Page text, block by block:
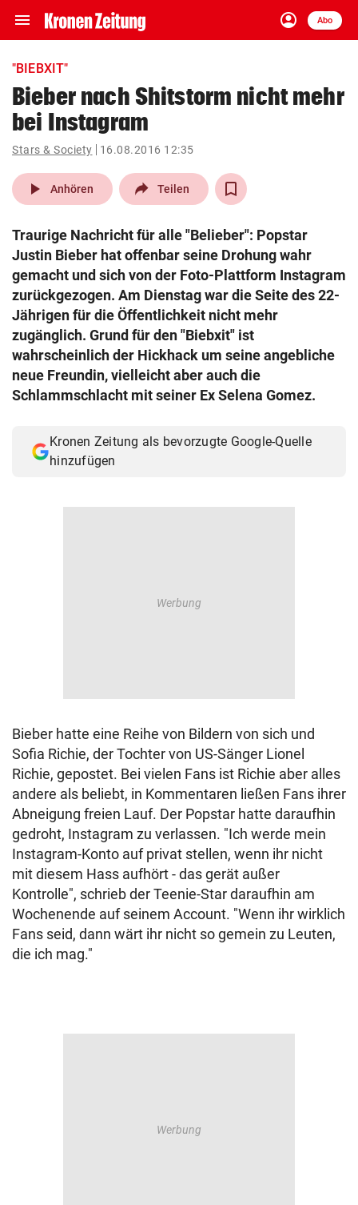
menu Navigation
ein-/ausklappen
account_circle
Anmelden
Abo
close Schließen
account_circle Anmelden
pin_drop
Wien arrow_right
search
Suchbegriff
eingeben
© Krone Multimedia GmbH & Co KG 2026
Muthgasse 2, 1190 Wien
"BIEBXIT"
Bieber nach Shitstorm nicht mehr
bei Instagram
Stars & Society 16.08.2016 12:35
play_arrow Anhören Teilen
Traurige Nachricht für alle "Belieber": Popstar
Justin Bieber hat offenbar seine Drohung wahr
gemacht und sich von der Foto-Plattform Instagram
zurückgezogen. Am Dienstag war die Seite des 22-
Jährigen für die Öffentlichkeit nicht mehr
zugänglich. Grund für den "Biebxit" ist
wahrscheinlich der Hickhack um seine angebliche
neue Freundin, vielleicht aber auch die
Schlammschlacht mit seiner Ex Selena Gomez.
Kronen Zeitung als bevorzugte Google-Quelle
hinzufügen
Bieber hatte eine Reihe von Bildern von sich und
Sofia Richie, der Tochter von US-Sänger Lionel
Richie, gepostet. Bei vielen Fans ist Richie aber alles
andere als beliebt, in Kommentaren ließen Fans ihrer
Abneigung freien Lauf. Der Popstar hatte daraufhin
gedroht, Instagram zu verlassen. "Ich werde mein
Instagram-Konto auf privat stellen, wenn ihr nicht
mit diesem Hass aufhört - das gerät außer
Kontrolle", schrieb der Teenie-Star daraufhin am
Wochenende auf seinem Account. "Wenn ihr wirklich
Fans seid, dann wärt ihr nicht so gemein zu Leuten,
die ich mag."